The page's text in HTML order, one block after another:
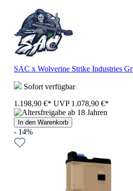
SAC x Wolverine Strike Industries
Sofort verfügbar
1.198,90 €* UVP 1.078,90 €*
In den Warenkorb
- 14%